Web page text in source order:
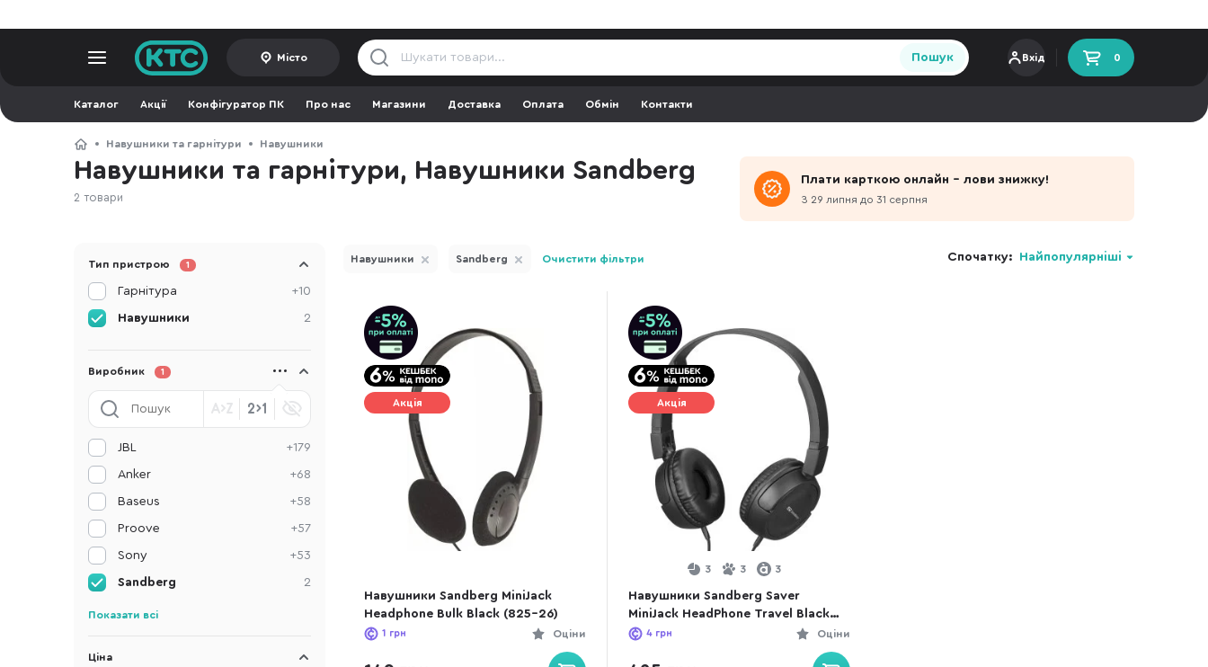
Місто Пошук Вхід 0
Каталог Акції Конфігуратор ПК Про нас Магазини Доставка Оплата Обмін Контакти
Навушники та гарнітури Навушники
Плати карткою онлайн - лови знижку!
З 29 липня до 31 серпня
Навушники та гарнітури, Навушники Sandberg
2 товари
Спочатку: Найпопулярніші
Навушники Sandberg Очистити фільтри
Акція
Навушники Sandberg MiniJack
Headphone Bulk Black (825-26)
Оціни
1 грн
Акція
3 3 3
Навушники Sandberg Saver
MiniJack HeadPhone Travel Black
(325-30)
Оціни
4 грн
Тип пристрою 1
+10
Гарнітура
2
Навушники
Виробник 1
+179
JBL
+68
Anker
+58
Baseus
+57
Proove
+53
Sony
2
Sandberg
Показати всі
Ціна